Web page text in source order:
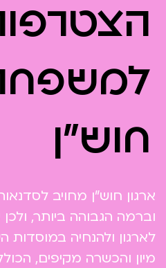
חוש"ן
ארגון חוש"ן מחויב
וברמה הגבוהה ביותר,
לארגון ולהנחיה במוסדות
מיון והכשרה מקיפים,